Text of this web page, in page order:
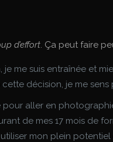
d’effort. Ça peut faire
je me suis entraînée et
décision, je me
aller en
de mes 17 mois de
mon plein potentiel